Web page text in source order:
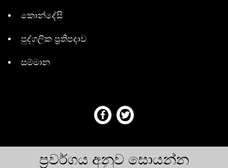
කොන්දේසි
පුද්ගලික ප්‍රතිපදාව
සම්මාන
ප්‍රවර්ගය අනුව සොයන්න